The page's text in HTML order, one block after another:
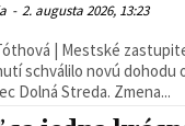
- 2. augusta 2026, 13:23
| Mestské
schválilo novú dohodu
Dolná Streda. Zmena...